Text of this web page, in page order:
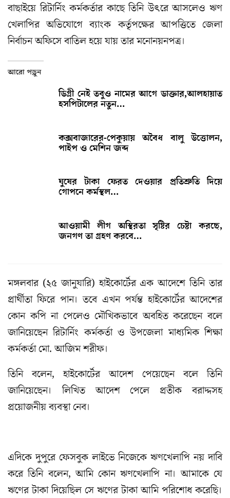
বাছাইয়ে রিটার্নিং কর্মকর্তার কাছে তিনি উৎরে আসলেও ঋণ
খেলাপির অভিযোগে ব্যাংক কর্তৃপক্ষের আপত্তিতে জেলা
নির্বাচন অফিসে বাতিল হয়ে যায় তার মনোনয়নপত্র।
আরো পড়ুন
ডিগ্রী নেই তবুও নামের আগে ডাক্তার,আলহায়াত
হসপিটালের নতুন…
কক্সবাজারের-পেকুয়ায় অবৈধ বালু উত্তোলন,
পাইপ ও মেশিন জব্দ
ঘুষের টাকা ফেরত দেওয়ার প্রতিশ্রুতি দিয়ে
গোপনে কর্মস্থল…
আওয়ামী লীগ অস্থিরতা সৃষ্টির চেষ্টা করছে,
জনগণ তা গ্রহণ করবে…
মঙ্গলবার (২৫ জানুযারি) হাইকোর্টের এক আদেশে তিনি তার
প্রার্থীতা ফিরে পান। তবে এখন পর্যন্ত হাইকোর্টের আদেশের
কোন কপি না পেলেও মৌখিকভাবে অবহিত করেছেন বলে
জানিয়েছেন রিটার্নিং কর্মকর্তা ও উপজেলা মাধ্যমিক শিক্ষা
কর্মকর্তা মো. আজিম শরীফ।
তিনি বলেন, হাইকোর্টের আদেশ পেয়েছেন বলে তিনি
জানিয়েছেন। লিখিত আদেশ পেলে প্রতীক বরাদ্দসহ
প্রয়োজনীয় ব্যবস্থা নেব।
এদিকে দুপুরে ফেসবুক লাইভে নিজেকে ঋণখেলাপি নয় দাবি
করে তিনি বলেন, আমি কোন ঋণখেলাপি না। আমাকে যে
ঋণের টাকা দিয়েছিল সে ঋণের টাকা আমি পরিশোধ করেছি।